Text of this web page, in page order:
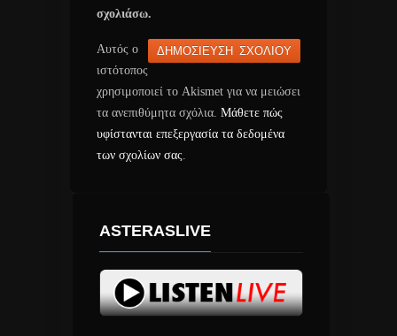
σχολιάσω.
Αυτός ο
ιστότοπος
χρησιμοποιεί το Akismet για να μειώσει
τα ανεπιθύμητα σχόλια. Μάθετε πώς
υφίστανται επεξεργασία τα δεδομένα
των σχολίων σας
ASTERASLIVE